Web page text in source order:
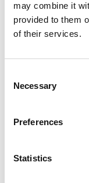
may combine it
provided to them
of their services.
Selection
Necessary
Preferences
Statistics
Overview